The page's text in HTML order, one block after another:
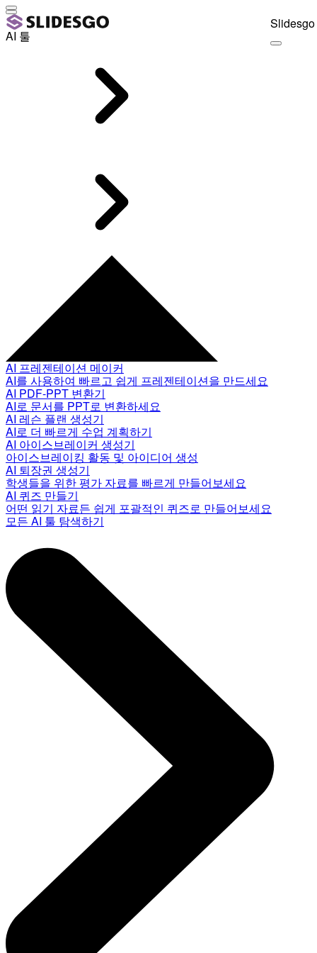
AI 툴
AI 프레젠테이션 메이커
AI를 사용하여 빠르고 쉽게 프레젠테이션을 만드세요
AI PDF-PPT 변환기
AI로 문서를 PPT로 변환하세요
AI 레슨 플랜 생성기
AI로 더 빠르게 수업 계획하기
AI 아이스브레이커 생성기
아이스브레이킹 활동 및 아이디어 생성
AI 퇴장권 생성기
학생들을 위한 평가 자료를 빠르게 만들어보세요
AI 퀴즈 만들기
어떤 읽기 자료든 쉽게 포괄적인 퀴즈로 만들어보세요
모든 AI 툴 탐색하기